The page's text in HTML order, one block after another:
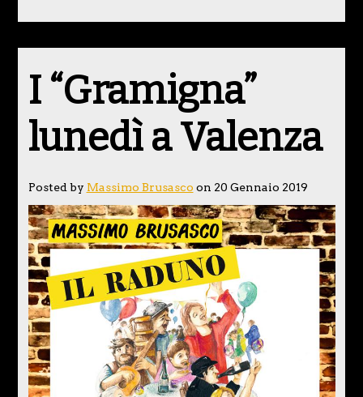
I “Gramigna”
lunedì a Valenza
Posted by Massimo Brusasco on 20 Gennaio 2019